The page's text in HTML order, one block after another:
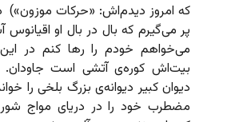
که امروز دیدم‌اش: «حرکات‌ موزون»)
پر می‌گیرم که بال در بال او اقیانوس
می‌خواهم خودم را رها کنم در
بیت‌اش کوره‌ی آتشی است جاودان.
دیوان کبیر دیوانه‌ی بزرگ بلخی را
مضطرب خود را در دریای مواج